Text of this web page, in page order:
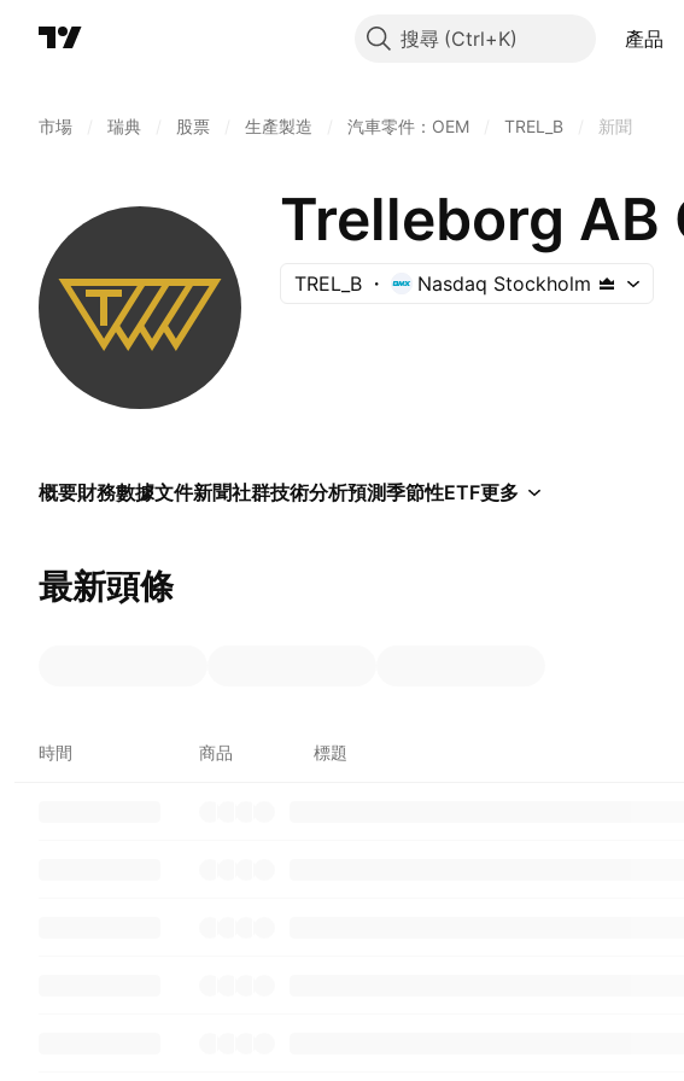
搜尋 產品
市場 瑞典 股票 生產製造 汽車零件：OEM TREL_B 新聞
Trelleborg AB
TREL_B Nasdaq Stockholm
概要財務數據文件新聞社群技術分析預測季節性ETF更多
最新頭條
時間 商品 標題